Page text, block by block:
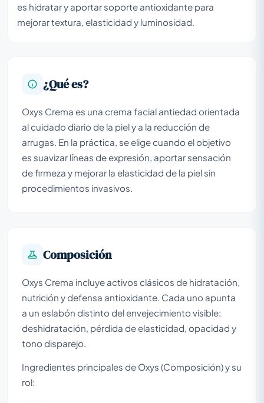
es hidratar y aportar soporte antioxidante para
mejorar textura, elasticidad y luminosidad.
¿Qué es?
Oxys Crema es una crema facial antiedad orientada
al cuidado diario de la piel y a la reducción de
arrugas. En la práctica, se elige cuando el objetivo
es suavizar líneas de expresión, aportar sensación
de firmeza y mejorar la elasticidad de la piel sin
procedimientos invasivos.
Composición
Oxys Crema incluye activos clásicos de hidratación,
nutrición y defensa antioxidante. Cada uno apunta
a un eslabón distinto del envejecimiento visible:
deshidratación, pérdida de elasticidad, opacidad y
tono disparejo.
Ingredientes principales de Oxys (Composición) y su
rol: